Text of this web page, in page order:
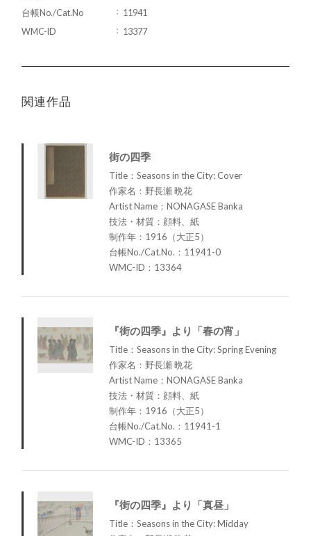
台帳No./Cat.No
11941
WMC-ID
13377
関連作品
街の四季
Title：Seasons in the City: Cover
作家名：野長瀬 晩花
Artist Name：NONAGASE Banka
技法・材質：顔料、紙
制作年：1916（大正5）
台帳No./Cat.No.：11941-0
WMC-ID：13364
『街の四季』より「春の宵」
Title：Seasons in the City: Spring Evening
作家名：野長瀬 晩花
Artist Name：NONAGASE Banka
技法・材質：顔料、紙
制作年：1916（大正5）
台帳No./Cat.No.：11941-1
WMC-ID：13365
『街の四季』より「真昼」
Title：Seasons in the City: Midday